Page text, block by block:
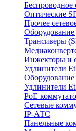
Беспроводное
Оптические
Прочее
Оборудование
Трансиверы
Инжекторы и
Удлинители
Удлинители
PoE
Сетевые
IP-АТС
Панельные